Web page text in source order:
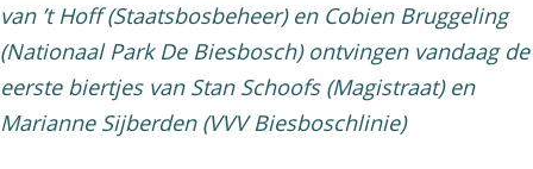
van ’t Hoff (Staatsbosbeheer) en Cobien Bruggeling
(Nationaal Park De Biesbosch) ontvingen vandaag de
eerste biertjes van Stan Schoofs (Magistraat) en
Marianne Sijberden (VVV Biesboschlinie)